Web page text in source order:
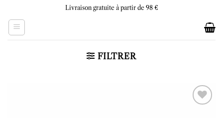
content
Livraison gratuite à partir de 98 €
FILTRER